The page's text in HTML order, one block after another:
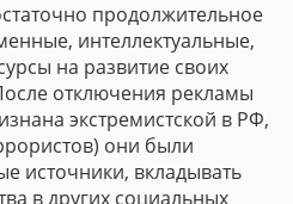
продолжительное
интеллектуальные,
на развитие своих
отключения рекламы
экстремистской в РФ,
они были
источники, вкладывать
в других социальных
от застройки
опасным
Показать
буквы, и цифры, не менее 8
с условиямиПользовательского
конфиденциальности